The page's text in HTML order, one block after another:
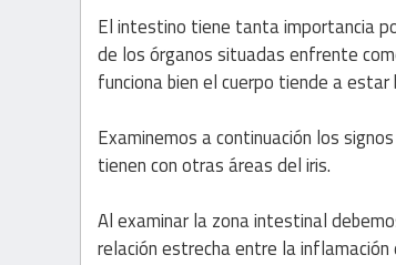
El intestino tiene tanta importancia
de los órganos situadas enfrente
funciona bien el cuerpo tiende a estar
Examinemos a continuación los
tienen con otras áreas del iris.
Al examinar la zona intestinal
relación estrecha entre la